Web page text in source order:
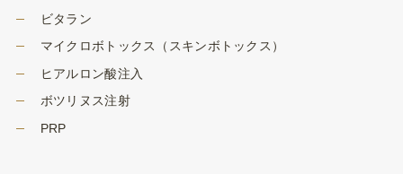
ビタラン
マイクロボトックス（スキンボトックス）
ヒアルロン酸注入
ボツリヌス注射
PRP